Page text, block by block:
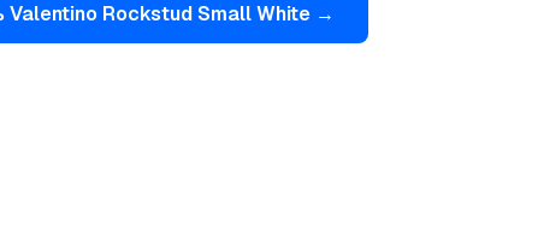
Valentino Rockstud Small White →